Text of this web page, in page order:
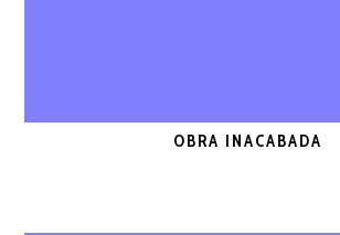
OBRA INACABADA